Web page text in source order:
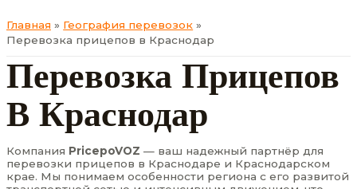
Главная
География перевозок
Перевозка прицепов в Краснодар
Перевозка Прицепов
В Краснодар
Компания PricepoVOZ — ваш надежный партнёр для
перевозки прицепов в Краснодаре и Краснодарском
крае. Мы понимаем особенности региона с его развитой